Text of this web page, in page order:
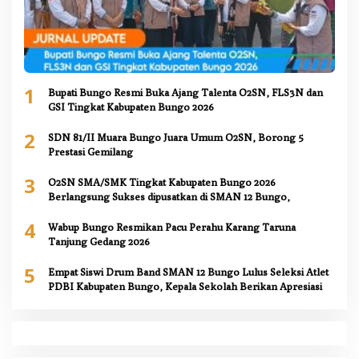
1
Bupati Bungo Resmi Buka Ajang Talenta O2SN, FLS3N dan
GSI Tingkat Kabupaten Bungo 2026
2
SDN 81/II Muara Bungo Juara Umum O2SN, Borong 5
Prestasi Gemilang
3
O2SN SMA/SMK Tingkat Kabupaten Bungo 2026
Berlangsung Sukses dipusatkan di SMAN 12 Bungo,
4
Wabup Bungo Resmikan Pacu Perahu Karang Taruna
Tanjung Gedang 2026
5
Empat Siswi Drum Band SMAN 12 Bungo Lulus Seleksi Atlet
PDBI Kabupaten Bungo, Kepala Sekolah Berikan Apresiasi